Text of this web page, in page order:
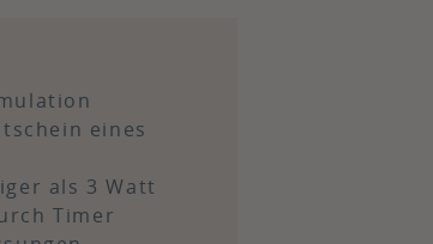
eines
als 3 Watt
Timer